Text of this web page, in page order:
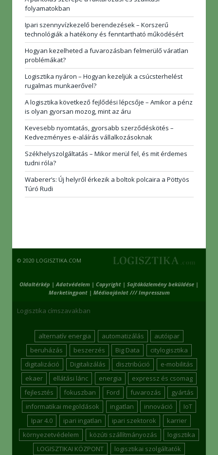
folyamatokban
Ipari szennyvízkezelő berendezések – Korszerű
technológiák a hatékony és fenntartható működésért
Hogyan kezelheted a fuvarozásban felmerülő váratlan
problémákat?
Logisztika nyáron – Hogyan kezeljük a csúcsterhelést
rugalmas munkaerővel?
A logisztika következő fejlődési lépcsője – Amikor a pénz
is olyan gyorsan mozog, mint az áru
Kevesebb nyomtatás, gyorsabb szerződéskötés –
Kedvezményes e-aláírás vállalkozásoknak
Székhelyszolgáltatás – Mikor merül fel, és mit érdemes
tudni róla?
Waberer’s: Új helyről érkezik a boltok polcaira a Pöttyös
Túró Rudi
© 2020 LOGISZTIKA.COM
Oldaltérkép |Adatvédelem | Copyright | Sajtóközlemény beküldése |
Marketingpont| Médiaajánlat /// Impresszum
Logisztika címszavakban
alternatív energia automatizálás
autóipar
beruházás
beszerzés Big Data
citylogisztika
digitalizáció
Digitalizálás disztribúció
e-mobilitás
ekaer
ellátási lánc energia
expressz és csomag
fejlesztés
fokuszban Ford fuvarozás
gyártás
informatikai megoldások
ingatlan innováció
IoT
Ipar 4.0
ipari ingatlan ipari szektorok
karrier
környezetvédelem
közúti szállítmányozás
logisztika
LOGISZTIKAI KÖZPONT
logisztikai szolgáltatók